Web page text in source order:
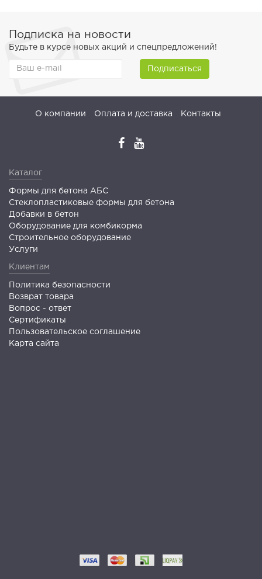
Подписка на новости
Будьте в курсе новых акций и спецпредложений!
Подписаться
О компании Оплата и доставка Контакты
Каталог
Формы для бетона АБС
Стеклопластиковые формы для бетона
Добавки в бетон
Оборудование для комбикорма
Строительное оборудование
Услуги
Клиентам
Политика безопасности
Возврат товара
Вопрос - ответ
Сертификаты
Пользовательское соглашение
Карта сайта